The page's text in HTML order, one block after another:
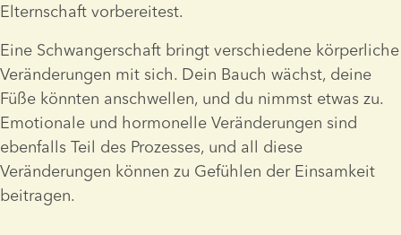
Elternschaft vorbereitest.
Eine Schwangerschaft bringt verschiedene körperliche
Veränderungen mit sich. Dein Bauch wächst, deine
Füße könnten anschwellen, und du nimmst etwas zu.
Emotionale und hormonelle Veränderungen sind
ebenfalls Teil des Prozesses, und all diese
Veränderungen können zu Gefühlen der Einsamkeit
beitragen.